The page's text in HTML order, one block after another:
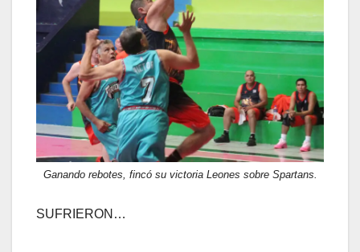
Ganando rebotes, fincó su victoria Leones sobre Spartans.
SUFRIERON…